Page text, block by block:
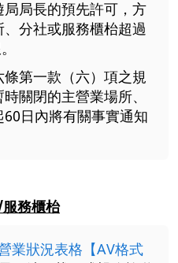
局長的預先許可，方
分社或服務櫃枱超過
第一款（六）項之規
關閉的主營業場所、
日內將有關事實通知
務櫃枱
業狀況表格【AV格式